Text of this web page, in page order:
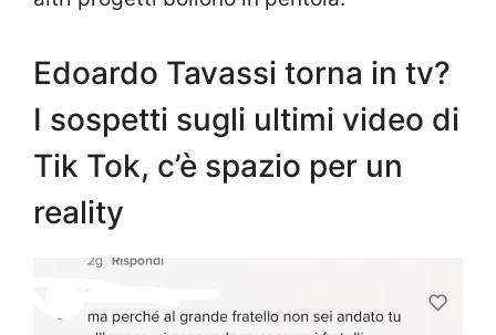
Edoardo Tavassi torna in tv?
I sospetti sugli ultimi video di
Tik Tok, c’è spazio per un
reality